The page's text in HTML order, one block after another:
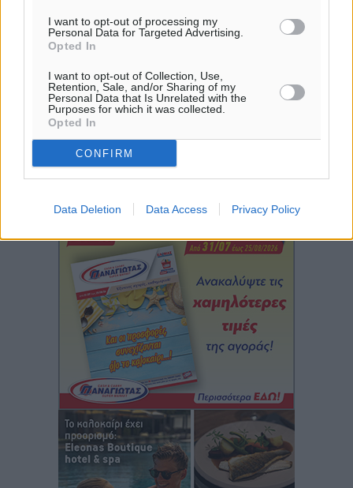
I want to opt-out of processing my
Personal Data for Targeted Advertising.
Opted In
I want to opt-out of Collection, Use,
Retention, Sale, and/or Sharing of my
Personal Data that Is Unrelated with the
Purposes for which it was collected.
Opted In
CONFIRM
Data Deletion Data Access Privacy Policy
Ρόδο ο Πρέσβης της Βραζιλίας στην Ελλάδα
Τοπικές Ειδήσεις
Γερμανική αγορά: Έλλειψη προσιτών ξενοδοχείων
απειλεί τη ζήτηση για πακέτα διακοπών – Στο
επίκεντρο και η Ελλάδα
Ειδήσεις
Χατζηλαζάρου – Προχωρά καινούργιο ξενοδοχείο
Τοπικές Ειδήσεις• πριν 13 ώρες
Αυτοκίνητο μπήκε παράνομα σε μονόδρομο στο
Μαστιχάρι – Αναποδογύρισε όχημα με μητέρα και
5χρονο παιδί
Τοπικές Ειδήσεις • πριν 13 ώρες
“Η Ευρώπη αντιμετώπιζε το προσφυγικό σαν ταινία
τρόμου” – Η συγκλονιστική μαρτυρία της Χαρούλας
Γιασιράνη στον RV για τα γεγονότα που οδήγησαν στο
Σύμφωνο της Λέρου
Τοπικές Ειδήσεις • πριν 13 ώρες